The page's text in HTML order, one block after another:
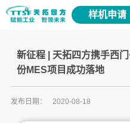
样机申请
新征程 | 天拓四方携手西
份MES项目成功落地
发布日期： 2020-08-18